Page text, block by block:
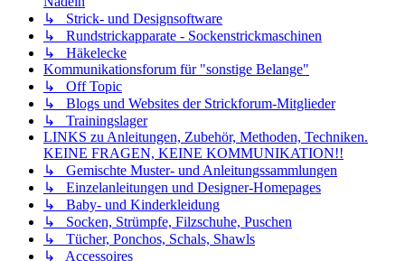
↳ Strick- und Designsoftware
↳ Rundstrickapparate - Sockenstrickmaschinen
↳ Häkelecke
Kommunikationsforum für "sonstige Belange"
↳ Off Topic
↳ Blogs und Websites der Strickforum-Mitglieder
↳ Trainingslager
LINKS zu Anleitungen, Zubehör, Methoden, Techniken.
KEINE FRAGEN, KEINE KOMMUNIKATION!!
↳ Gemischte Muster- und Anleitungssammlungen
↳ Einzelanleitungen und Designer-Homepages
↳ Baby- und Kinderkleidung
↳ Socken, Strümpfe, Filzschuhe, Puschen
↳ Tücher, Ponchos, Schals, Shawls
↳ Accessoires